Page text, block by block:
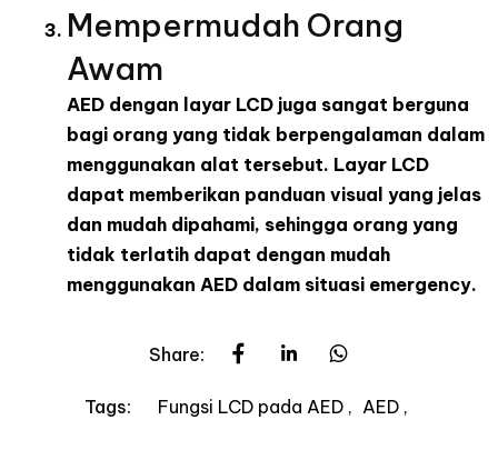
Mempermudah Orang
Awam
AED dengan layar LCD juga sangat berguna
bagi orang yang tidak berpengalaman dalam
menggunakan alat tersebut. Layar LCD
dapat memberikan panduan visual yang jelas
dan mudah dipahami, sehingga orang yang
tidak terlatih dapat dengan mudah
menggunakan AED dalam situasi emergency.
Share:
Tags: Fungsi LCD pada AED AED